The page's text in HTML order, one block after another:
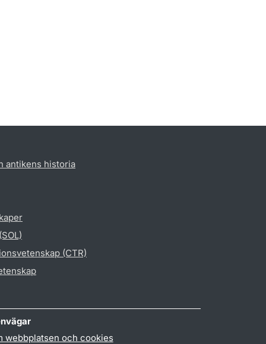
antikens historia
(CTR)
webbplatsen och cookies